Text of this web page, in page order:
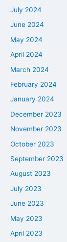
July 2024
June 2024
May 2024
April 2024
March 2024
February 2024
January 2024
December 2023
November 2023
October 2023
September 2023
August 2023
July 2023
June 2023
May 2023
April 2023